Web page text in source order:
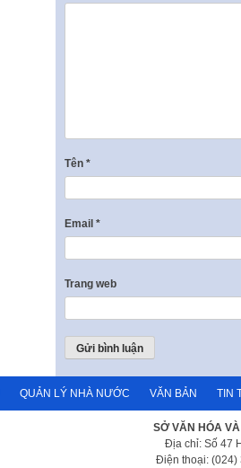
Tên *
Email *
Trang web
QUẢN LÝ NHÀ NƯỚC VĂN BẢN TIN
SỞ VĂN HÓA
Địa chỉ: Số 47
Điện thoại: (024)